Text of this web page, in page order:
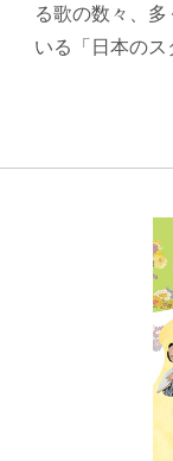
る歌の数々、
いる「日本の